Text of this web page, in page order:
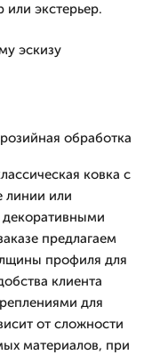
или экстерьер.
эскизу
обработка
ковка с
линии или
предлагаем
профиля для
клиента
для
от сложности
материалов, при